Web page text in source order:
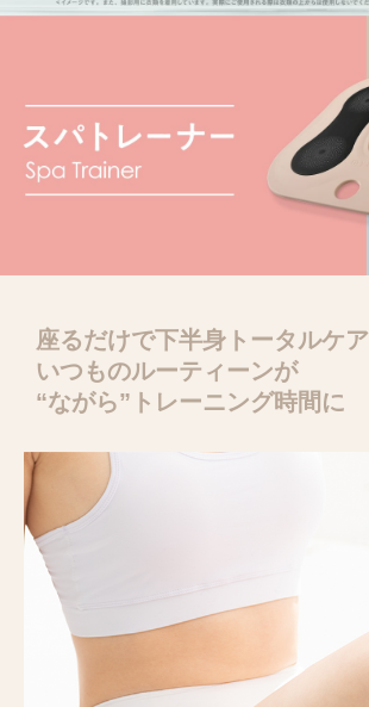
座るだけで下半身トータルケア
いつものルーティーンが
“ながら”トレーニング時間に